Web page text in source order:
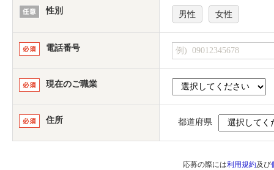
性別 男性 女性
電話番号
現在のご職業
住所 都道府県
応募の際には利用規約及び